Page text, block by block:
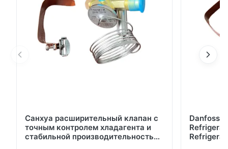
Санхуа расширительный клапан с
точным контролем хладагента и
стабильной производительностью
Danfoss